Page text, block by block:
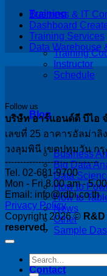
Training
Training
Instructor
Schedule
Blog
Business
Big Data
Data
How to
How to
News
Other
Sample
Contact
Business & IT
Dashboard
Training Services
Data Warehouse
Follow us
บริษัท อาร์แอนด์ดี บีไอ
เลขที่ 25 อาคารอัลม่า
วงลุมพินี เขตปทุมวัน ก
-------------------------------
Tel. 02-681-9700
Mon - Fri 8.00 am -
Email: info@rdbi.co.th
Privacy Policy
Copyright 2026 ©
reserved.